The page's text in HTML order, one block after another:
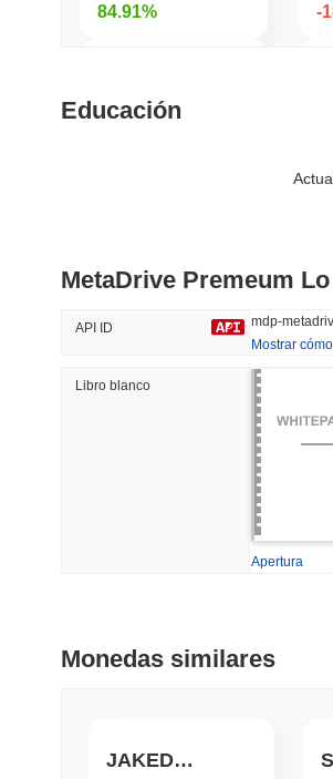
84.91%
#556
-
Tendencias
Educación
MetaDrive Premeum
API ID
Mostrar
Libro blanco
Apertura
Monedas similares
JAKEDOGE